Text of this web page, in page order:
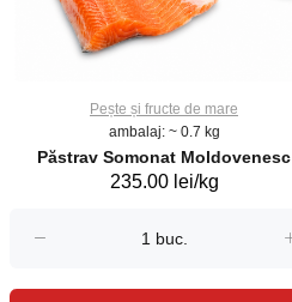
Pește și fructe de mare
ambalaj: ~ 0.7 kg
Păstrav Somonat Moldovenesc
235.00 lei/kg